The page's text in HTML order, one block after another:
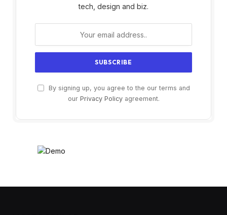
tech, design and biz.
By signing up, you agree to the our terms and
our Privacy Policyagreement.